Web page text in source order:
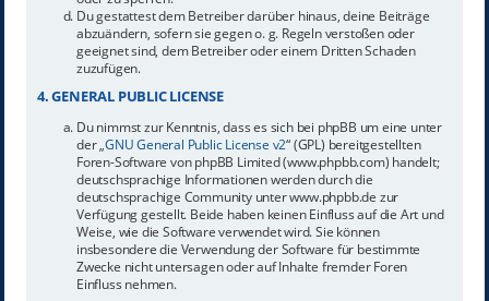
Du gestattest dem Betreiber darüber hinaus, deine Beiträge
abzuändern, sofern sie gegen o. g. Regeln verstoßen oder
geeignet sind, dem Betreiber oder einem Dritten Schaden
zuzufügen.
4. GENERAL PUBLIC LICENSE
Du nimmst zur Kenntnis, dass es sich bei phpBB um eine unter
der „GNU General Public License v2“ (GPL) bereitgestellten
Foren-Software von phpBB Limited (www.phpbb.com) handelt;
deutschsprachige Informationen werden durch die
deutschsprachige Community unter www.phpbb.de zur
Verfügung gestellt. Beide haben keinen Einfluss auf die Art und
Weise, wie die Software verwendet wird. Sie können
insbesondere die Verwendung der Software für bestimmte
Zwecke nicht untersagen oder auf Inhalte fremder Foren
Einfluss nehmen.